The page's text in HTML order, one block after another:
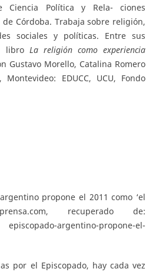
Ciencia Política y Rela- ciones
Córdoba. Trabaja sobre religión,
sociales y políticas. Entre sus
libro La religión como experiencia
Gustavo Morello, Catalina Romero
EDUCC, UCU, Fondo
propone el 2011 como ‘el
recuperado de:
episcopado-argentino-propone-el-
por el Episcopado, hay cada vez